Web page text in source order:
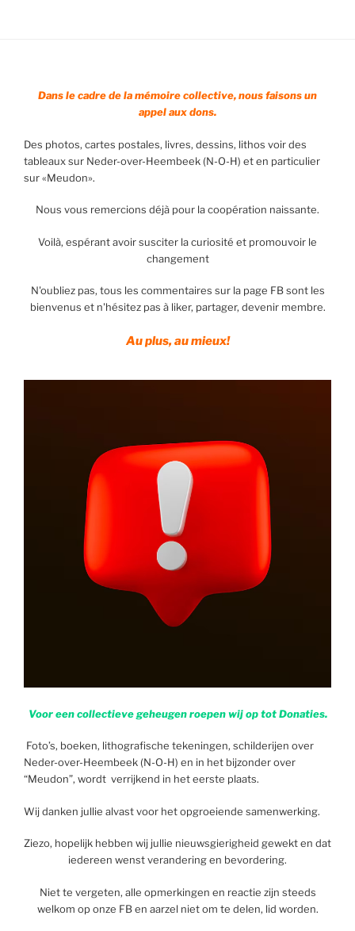
Dans le cadre de la mémoire collective, nous faisons un
appel aux dons.
Des photos, cartes postales, livres, dessins, lithos voir des
tableaux sur Neder-over-Heembeek (N-O-H) et en particulier
sur «Meudon».
Nous vous remercions déjà pour la coopération naissante.
Voilà, espérant avoir susciter la curiosité et promouvoir le
changement
N'oubliez pas, tous les commentaires sur la page FB sont les
bienvenus et n'hésitez pas à liker, partager, devenir membre.
Au plus, au mieux!
Voor een collectieve geheugen roepen wij op tot Donaties.
Foto’s, boeken, lithografische tekeningen, schilderijen over
Neder-over-Heembeek (N-O-H) en in het bijzonder over
“Meudon”, wordt verrijkend in het eerste plaats.
Wij danken jullie alvast voor het opgroeiende samenwerking.
Ziezo, hopelijk hebben wij jullie nieuwsgierigheid gewekt en dat
iedereen wenst verandering en bevordering.
Niet te vergeten, alle opmerkingen en reactie zijn steeds
welkom op onze FB en aarzel niet om te delen, lid worden.